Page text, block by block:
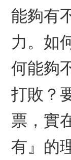
能夠有
力。如
何能夠
打敗？
票，實
有』的